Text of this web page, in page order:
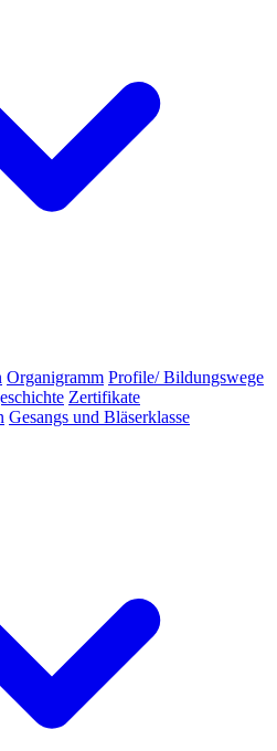
Organigramm Profile/ Bildungswege
Zertifikate
Gesangs und Bläserklasse